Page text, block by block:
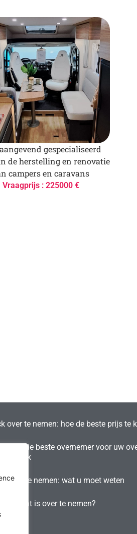
gespecialiseerd
de herstelling en renovatie
campers en caravans
Vraagprijs : 225000 €
over te nemen: hoe de beste prijs te
vindt u de beste overnemer voor uw
over te nemen: wat u moet weten
is over te nemen?